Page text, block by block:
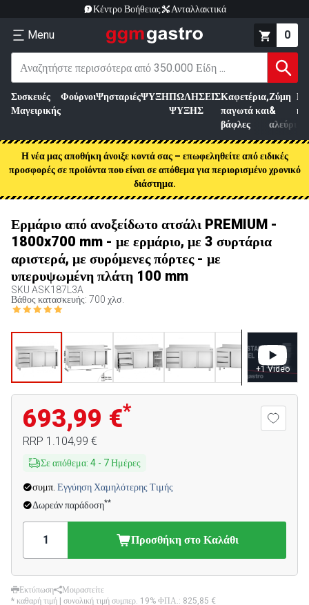
Κέντρο Βοήθειας Ανταλλακτικά
Menu 0
Συσκευές
Μαγειρικής
ΦούρνοιΨησταριέςΨΥΞΗΠΩΛΗΣΕΙΣ
ΨΥΞΗΣ
Καφετέρια,
παγωτά και
βάφλες
Ζύμη
&
αλεύρι
Η νέα μας αποθήκη άνοιξε κοντά σας – επωφεληθείτε από ειδικές
προσφορές σε προϊόντα που είναι σε απόθεμα για περιορισμένο χρονικό
διάστημα.
Ερμάριο από ανοξείδωτο ατσάλι PREMIUM -
1800x700 mm - με ερμάριο, με 3 συρτάρια
αριστερά, με συρόμενες πόρτες - με
υπερυψωμένη πλάτη 100 mm
SKU ASK187L3A
Βάθος κατασκευής: 700 χλσ.
+1 Video
693,99 €*
RRP 1.104,99 €
Σε απόθεμα: 4 - 7Ημέρες
συμπ. Εγγύηση Χαμηλότερης Τιμής
Δωρεάν παράδοση**
Προσθήκη στο Καλάθι
Εκτύπωση
Μοιραστείτε
* καθαρή τιμή | συνολική τιμή συμπερ. 19% ΦΠΑ.: 825,85 €